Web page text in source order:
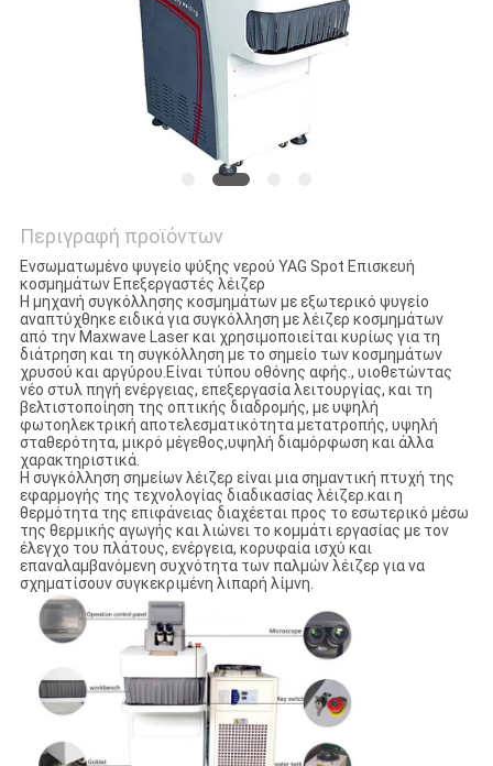
Περιγραφή προϊόντων
Ενσωματωμένο ψυγείο ψύξης νερού YAG Spot Επισκευή
κοσμημάτων Επεξεργαστές λέιζερ
Η μηχανή συγκόλλησης κοσμημάτων με εξωτερικό ψυγείο
αναπτύχθηκε ειδικά για συγκόλληση με λέιζερ κοσμημάτων
από την Maxwave Laser και χρησιμοποιείται κυρίως για τη
διάτρηση και τη συγκόλληση με το σημείο των κοσμημάτων
χρυσού και αργύρου.Είναι τύπου οθόνης αφής., υιοθετώντας
νέο στυλ πηγή ενέργειας, επεξεργασία λειτουργίας, και τη
βελτιστοποίηση της οπτικής διαδρομής, με υψηλή
φωτοηλεκτρική αποτελεσματικότητα μετατροπής, υψηλή
σταθερότητα, μικρό μέγεθος,υψηλή διαμόρφωση και άλλα
χαρακτηριστικά.
Η συγκόλληση σημείων λέιζερ είναι μια σημαντική πτυχή της
εφαρμογής της τεχνολογίας διαδικασίας λέιζερ.και η
θερμότητα της επιφάνειας διαχέεται προς το εσωτερικό μέσω
της θερμικής αγωγής και λιώνει το κομμάτι εργασίας με τον
έλεγχο του πλάτους, ενέργεια, κορυφαία ισχύ και
επαναλαμβανόμενη συχνότητα των παλμών λέιζερ για να
σχηματίσουν συγκεκριμένη λιπαρή λίμνη.